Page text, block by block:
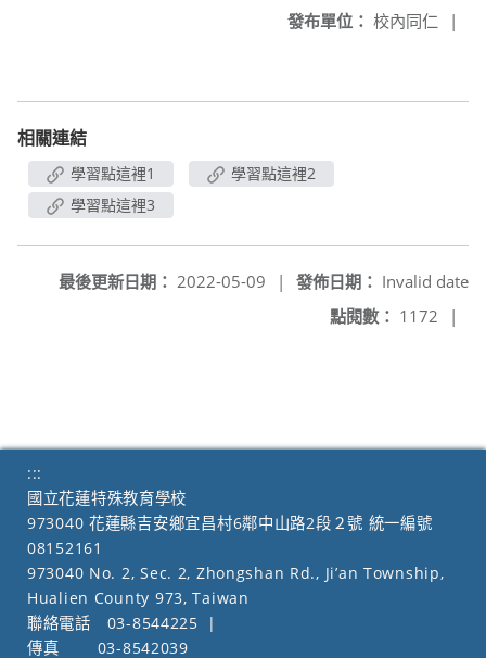
發布單位： 校內同仁 |
相關連結
學習點這裡1
學習點這裡2
學習點這裡3
發佈日期： Invalid date
最後更新日期： 2022-05-09
|
點閱數： 1172 |
:::
國立花蓮特殊教育學校
973040 花蓮縣吉安鄉宜昌村6鄰中山路2段２號 統一編號
08152161
973040 No. 2, Sec. 2, Zhongshan Rd., Ji’an Township,
Hualien County 973, Taiwan
聯絡電話
03-8544225
|
傳真
03-8542039